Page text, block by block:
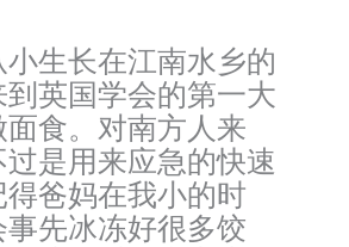
生长在江南水乡的
到英国学会的第一大
食。对南方人来
是用来应急的快速
爸妈在我小的时
先冰冻好很多饺